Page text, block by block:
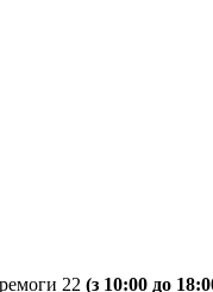
22 (з 10:00 до